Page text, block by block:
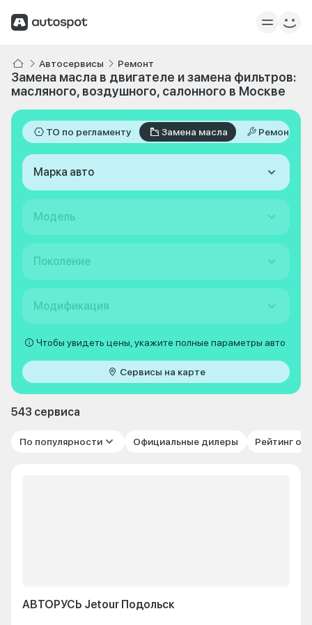
Автосервисы Ремонт
Замена масла в двигателе и замена фильтров:
масляного, воздушного, салонного в Москве
ТО по регламенту Замена масла Ремонт
Марка авто
Модель
Поколение
Модификация
Чтобы увидеть цены, укажите полные параметры авто
Сервисы на карте
543 сервиса
По популярности Официальные дилеры Рейтинг
АВТОРУСЬ Jetour Подольск